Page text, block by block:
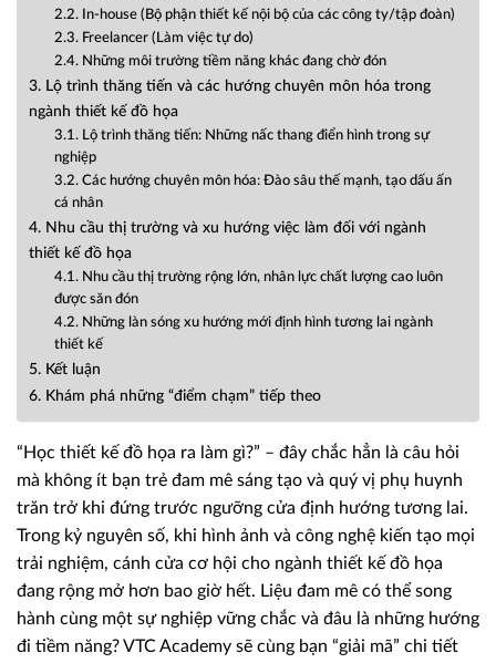
2.2. In-house (Bộ phận thiết kế nội bộ của các công ty/tập đoàn)
2.3. Freelancer (Làm việc tự do)
2.4. Những môi trường tiềm năng khác đang chờ đón
3. Lộ trình thăng tiến và các hướng chuyên môn hóa trong
ngành thiết kế đồ họa
3.1. Lộ trình thăng tiến: Những nấc thang điển hình trong sự
nghiệp
3.2. Các hướng chuyên môn hóa: Đào sâu thế mạnh, tạo dấu ấn
cá nhân
4. Nhu cầu thị trường và xu hướng việc làm đối với ngành
thiết kế đồ họa
4.1. Nhu cầu thị trường rộng lớn, nhân lực chất lượng cao luôn
được săn đón
4.2. Những làn sóng xu hướng mới định hình tương lai ngành
thiết kế
5. Kết luận
6. Khám phá những “điểm chạm” tiếp theo
“Học thiết kế đồ họa ra làm gì?” – đây chắc hẳn là câu hỏi
mà không ít bạn trẻ đam mê sáng tạo và quý vị phụ huynh
trăn trở khi đứng trước ngưỡng cửa định hướng tương lai.
Trong kỷ nguyên số, khi hình ảnh và công nghệ kiến tạo mọi
trải nghiệm, cánh cửa cơ hội cho ngành thiết kế đồ họa
đang rộng mở hơn bao giờ hết. Liệu đam mê có thể song
hành cùng một sự nghiệp vững chắc và đâu là những hướng
đi tiềm năng? VTC Academy sẽ cùng bạn “giải mã” chi tiết